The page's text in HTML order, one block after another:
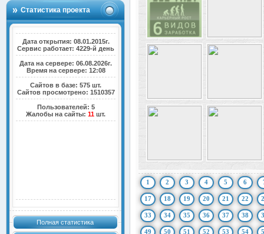
Статистика проекта
Дата открытия: 08.01.2015г.
Сервис работает: 4229-й день
Дата на сервере: 06.08.2026г.
Время на сервере: 12:08
Сайтов в базе: 575 шт.
Сайтов просмотрено: 1510357
Пользователей: 5
Жалобы на сайты:11 шт.
Полная статистика
1 2 3 4 5 6
17 18 19 20 21 22
33 34 35 36 37 38
49 50 51 52 53 54